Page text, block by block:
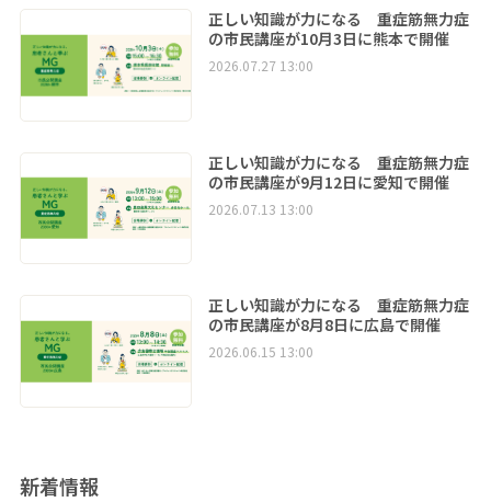
正しい知識が力になる 重症筋無力症
の市民講座が10月3日に熊本で開催
2026.07.27 13:00
正しい知識が力になる 重症筋無力症
の市民講座が9月12日に愛知で開催
2026.07.13 13:00
正しい知識が力になる 重症筋無力症
の市民講座が8月8日に広島で開催
2026.06.15 13:00
新着情報